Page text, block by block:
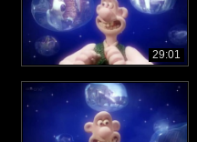
29:01